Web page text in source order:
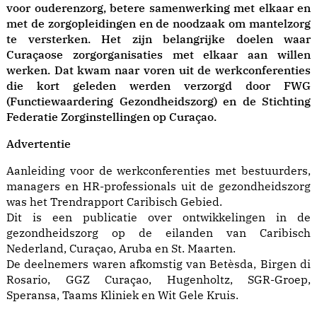
voor ouderenzorg, betere samenwerking met elkaar en
met de zorgopleidingen en de noodzaak om mantelzorg
te versterken. Het zijn belangrijke doelen waar
Curaçaose zorgorganisaties met elkaar aan willen
werken. Dat kwam naar voren uit de werkconferenties
die kort geleden werden verzorgd door FWG
(Functiewaardering Gezondheidszorg) en de Stichting
Federatie Zorginstellingen op Curaçao.
Advertentie
Aanleiding voor de werkconferenties met bestuurders,
managers en HR-professionals uit de gezondheidszorg
was het Trendrapport Caribisch Gebied.
Dit is een publicatie over ontwikkelingen in de
gezondheidszorg op de eilanden van Caribisch
Nederland, Curaçao, Aruba en St. Maarten.
De deelnemers waren afkomstig van Betèsda, Birgen di
Rosario, GGZ Curaçao, Hugenholtz, SGR-Groep,
Speransa, Taams Kliniek en Wit Gele Kruis.